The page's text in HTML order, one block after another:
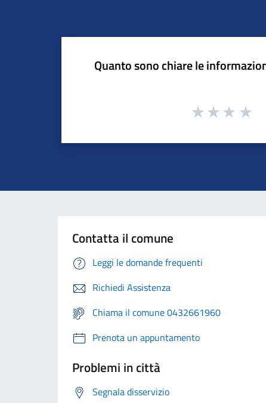
Quanto sono chiare le
Contatta il comune
Leggi le domande frequenti
Richiedi Assistenza
Chiama il comune 0432661960
Prenota un appuntamento
Problemi in città
Segnala disservizio